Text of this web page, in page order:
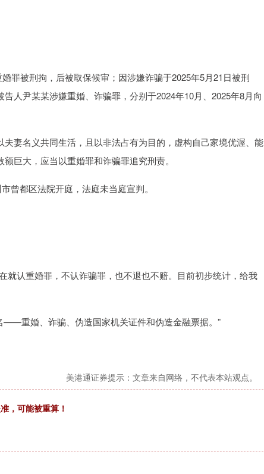
罪被刑拘，后被取保候审；因涉嫌诈骗于2025年5月21日被刑
人尹某某涉嫌重婚、诈骗罪，分别于2024年10月、2025年8月向
妻名义共同生活，且以非法占有为目的，虚构自己家境优渥、能
巨大，应当以重婚罪和诈骗罪追究刑责。
曾都区法院开庭，法庭未当庭宣判。
就认重婚罪，不认诈骗罪，也不退也不赔。目前初步统计，给我
——重婚、诈骗、伪造国家机关证件和伪造金融票据。”
美港通证券提示：文章来自网络，不代表本站观点。
，可能被重算！